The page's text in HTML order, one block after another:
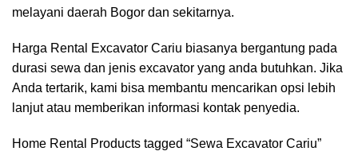
melayani daerah Bogor dan sekitarnya.
Harga Rental Excavator Cariu biasanya bergantung pada
durasi sewa dan jenis excavator yang anda butuhkan. Jika
Anda tertarik, kami bisa membantu mencarikan opsi lebih
lanjut atau memberikan informasi kontak penyedia.
Home Rental
Products tagged “Sewa Excavator Cariu”